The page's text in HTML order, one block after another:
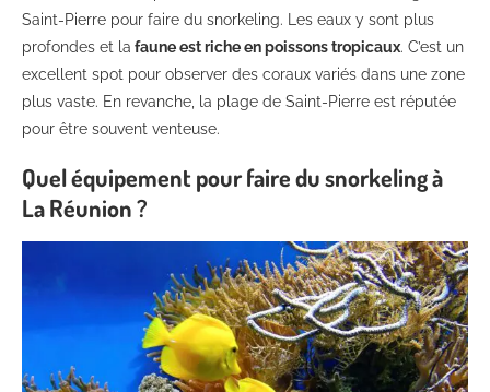
Saint-Pierre pour faire du snorkeling. Les eaux y sont plus
profondes et la faune est riche en poissons tropicaux. C’est un
excellent spot pour observer des coraux variés dans une zone
plus vaste. En revanche, la plage de Saint-Pierre est réputée
pour être souvent venteuse.
Quel équipement pour faire du snorkeling à
La Réunion ?